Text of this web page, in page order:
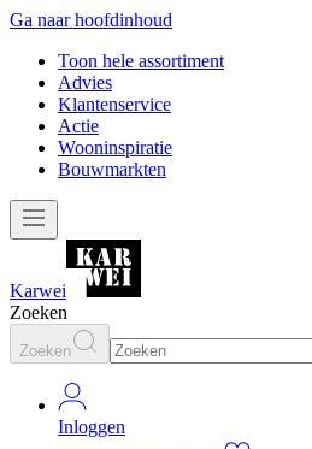
Ga naar hoofdinhoud
Toon hele assortiment
Advies
Klantenservice
Actie
Wooninspiratie
Bouwmarkten
Karwei
Zoeken
Zoeken
Inloggen